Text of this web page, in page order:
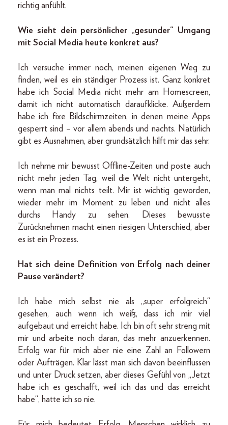
richtig anfühlt.
Wie sieht dein persönlicher „gesunder“ Umgang
mit Social Media heute konkret aus?
Ich versuche immer noch, meinen eigenen Weg zu
finden, weil es ein ständiger Prozess ist. Ganz konkret
habe ich Social Media nicht mehr am Homescreen,
damit ich nicht automatisch daraufklicke. Außerdem
habe ich fixe Bildschirmzeiten, in denen meine Apps
gesperrt sind – vor allem abends und nachts. Natürlich
gibt es Ausnahmen, aber grundsätzlich hilft mir das sehr.
Ich nehme mir bewusst Offline-Zeiten und poste auch
nicht mehr jeden Tag, weil die Welt nicht untergeht,
wenn man mal nichts teilt. Mir ist wichtig geworden,
wieder mehr im Moment zu leben und nicht alles
durchs Handy zu sehen. Dieses bewusste
Zurücknehmen macht einen riesigen Unterschied, aber
es ist ein Prozess.
Hat sich deine Definition von Erfolg nach deiner
Pause verändert?
Ich habe mich selbst nie als „super erfolgreich“
gesehen, auch wenn ich weiß, dass ich mir viel
aufgebaut und erreicht habe. Ich bin oft sehr streng mit
mir und arbeite noch daran, das mehr anzuerkennen.
Erfolg war für mich aber nie eine Zahl an Followern
oder Aufträgen. Klar lässt man sich davon beeinflussen
und unter Druck setzen, aber dieses Gefühl von „Jetzt
habe ich es geschafft, weil ich das und das erreicht
habe“, hatte ich so nie.